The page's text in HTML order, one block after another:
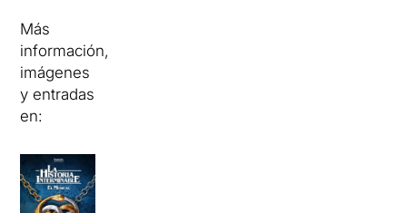
Más
información,
imágenes
y entradas
en: